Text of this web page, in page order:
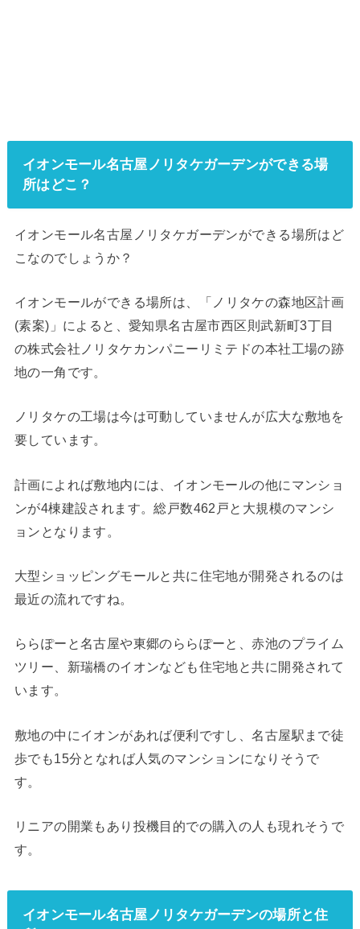
イオンモール名古屋ノリタケガーデンができる場
所はどこ？
イオンモール名古屋ノリタケガーデンができる場所はど
こなのでしょうか？
イオンモールができる場所は、
「ノリタケの森地区計画
(素案)」によると、愛知県名古屋市西区則武新町3丁目
の株式会社ノリタケカンパニーリミテドの本社工場の跡
地の一角です。
ノリタケの工場は今は可動していませんが広大な敷地を
要しています。
計画によれば敷地内には、イオンモールの他にマンショ
ンが4棟建設されます。総戸数462戸と大規模のマンシ
ョンとなります。
大型ショッピングモールと共に住宅地が開発されるのは
最近の流れですね。
ららぽーと名古屋や東郷のららぽーと、赤池のプライム
ツリー、新瑞橋のイオンなども住宅地と共に開発されて
います。
敷地の中にイオンがあれば便利ですし、名古屋駅まで徒
歩でも15分となれば人気のマンションになりそうで
す。
リニアの開業もあり投機目的での購入の人も現れそうで
す。
イオンモール名古屋ノリタケガーデンの場所と住